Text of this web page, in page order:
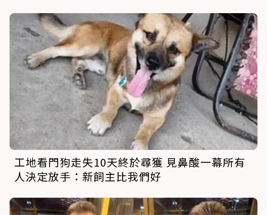
工地看門狗走失10天終於尋獲 見鼻酸一幕所有
人決定放手：新飼主比我們好